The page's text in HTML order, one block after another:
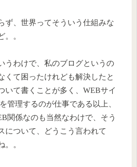
ず、世界ってそういう仕組みな
。。
うわけで、私のブログというの
くて困ったけれども解決したと
いて書くことが多く、WEBサイ
管理するのが仕事である以上、
関係なのも当然なわけで、そう
について、どうこう言われて
。。